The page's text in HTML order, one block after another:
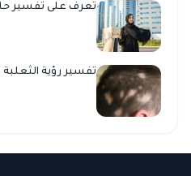
تعرف على تفسير
تفسير رؤية الثعلبة